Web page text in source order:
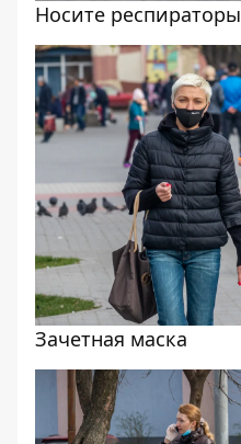
Носите респираторы
Зачетная маска